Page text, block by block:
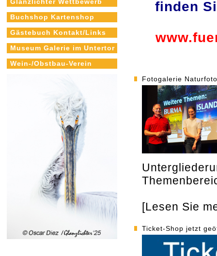
Buchshop Kartenshop
Gästebuch Kontakt/Links
Museum Galerie im Untertor
Wein-/Obstbau-Verein
finden
Fotogalerie
[Lesen Sie
Ticket-Shop jetzt